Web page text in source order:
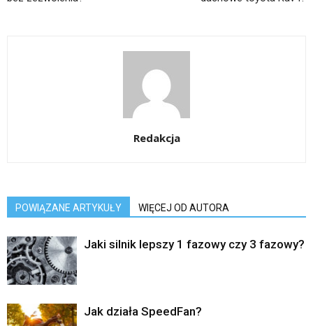
Redakcja
POWIĄZANE ARTYKUŁY WIĘCEJ OD AUTORA
Jaki silnik lepszy 1 fazowy czy 3 fazowy?
Jak działa SpeedFan?